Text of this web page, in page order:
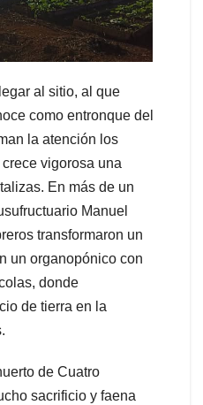
al sitio, al que
como entronque del
la atención los
vigorosa una
En más de un
Manuel
transformaron un
un organopónico con
donde
de tierra en la
de Cuatro
sacrificio y faena